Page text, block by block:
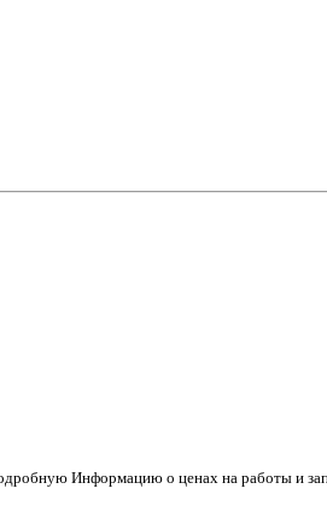
Информацию о ценах на работы и